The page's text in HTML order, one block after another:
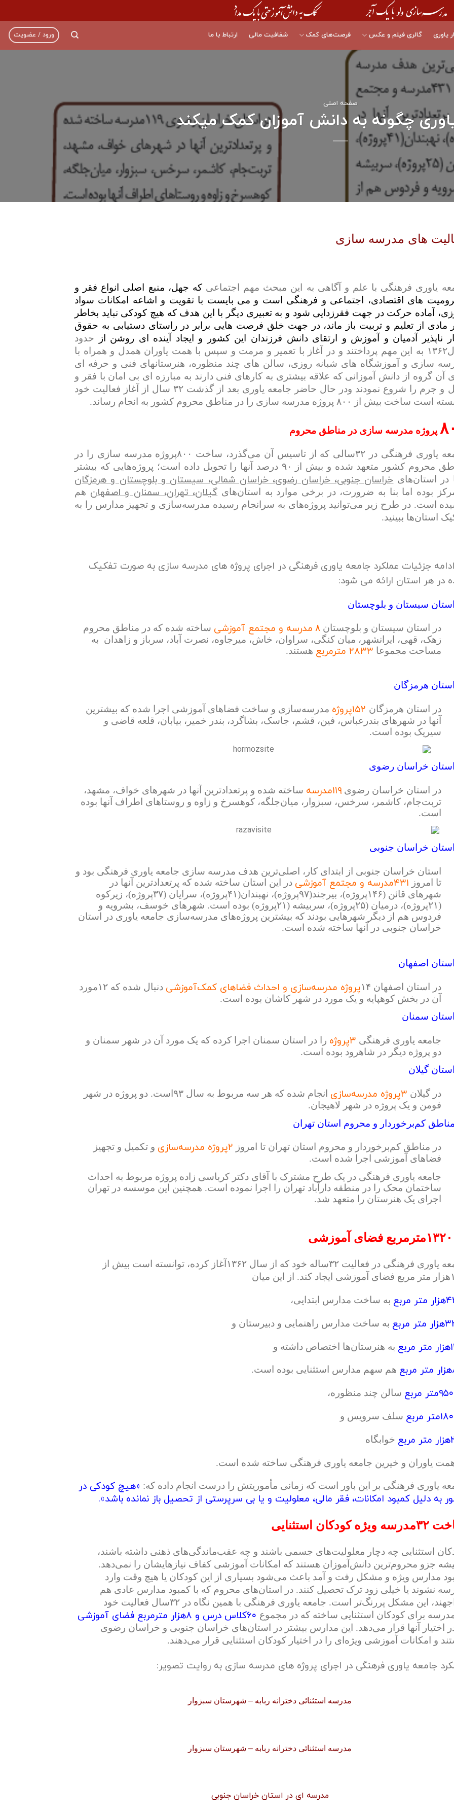
یاوری گالری فیلم و عکس فرصت‌های کمک شفافیت مالی ارتباط با ما ورود / عضویت
صفحه اصلی
چگونه به دانش آموزان کمک میکند
های مدرسه سازی
یاوری فرهنگی با علم و آگاهی به این مبحث مهم اجتماعیکه جهل، منبع اصلی انواع فقر و
های اقتصادی، اجتماعی و فرهنگی است و می بایست با تقویت و اشاعه امکانات سواد
آماده حرکت در جهت فقرزدایی شود و به تعبیری دیگر با این هدف که هیچ کودکی نباید بخاطر
مادی از تعلیم و تربیت باز ماند، در جهت خلق فرصت هایی برابر در راستای دستیابی به حقوق
ناپذیر آدمیان و آموزش و ارتقای دانش فرزندان این کشور و ایجاد آینده ای روشن از
حدود
سال۱۳۶۲ به این مهم پرداختند و در آغاز با تعمیر و مرمت و سپس با همت یاوران همدل و همراه با
سازی و آموزشگاه های شبانه روزی، سالن های چند منظوره، هنرستانهای فنی و حرفه ای
آن گروه از دانش آموزانی که علاقه بیشتری به کارهای فنی دارند به مبارزه ای بی امان با فقر و
و جرم را شروع نمودند ودر حال حاضر جامعه یاوری بعد از گذشت ۳۲
سال از آغاز فعالیت خود
است ساخت بیش از ۸۰۰ پروژه مدرسه سازی را در مناطق محروم کشور به انجام رساند.
پروژه مدرسه سازی در مناطق محروم
جامعه یاوری فرهنگی در ۳۲سالی که از تاسیس آن می‌گذرد، ساخت ۸۰۰پروژه مدرسه‌ سازی را در
مناطق محروم کشور متعهد شده و بیش از ۹۰ درصد آنها را تحویل داده است؛ پروژه‌هایی که بیشتر
در استان‌های خراسان جنوبی، خراسان رضوی، خراسان شمالی، سیستان و بلوچستان و هرمزگان
بوده اما بنا به ضرورت، در برخی موارد به استان‌های گیلان، تهران، سمنان و اصفهان هم
است. در طرح زیر می‌توانید پروژه‌های به سرانجام رسیده مدرسه‌سازی و تجهیز مدارس را به
استان‌ها ببینید.
جزئیات عملکرد جامعه یاوری فرهنگی در اجرای پروژه های مدرسه سازی به صورت تفکیک
در هر استان ارائه می شود:
استان سیستان و بلوچستان
در استان سیستان و بلوچستان۸ مدرسه و مجتمع آموزشی ساخته شده که در مناطق محروم
زهک، قهی، ایرانشهر، میان کنگی، سراوان، خاش، میرجاوه، نصرت آباد، سرباز و زاهدان به
مساحت مجموعا ۲۸۳۳ مترمربع هستند.
استان هرمزگان
در استان هرمزگان
مدرسه‌سازی و ساخت فضاهای آموزشی اجرا شده که بیشترین
آنها در شهرهای بندرعباس، فین، قشم، جاسک، بشاگرد، بندر خمیر، بیابان، قلعه قاضی و
سیریک بوده است.
استان خراسان رضوی
در استان خراسان رضوی۱۱۹مدرسه
ساخته شده و پرتعدادترین آنها در شهرهای خواف، مشهد،
تربت‌جام، کاشمر، سرخس، سبزوار، میان‌جلگه، کوهسرخ و زاوه و روستاهای اطراف آنها بوده
است.
استان خراسان جنوبی
استان خراسان جنوبی از ابتدای کار، اصلی‌ترین هدف مدرسه سازی جامعه یاوری فرهنگی بود و
تا امروز ۴۳۱مدرسه و مجتمع آموزشی
در این استان ساخته شده که پرتعدادترین آنها در
شهرهای قائن (۱۴۶پروژه)، بیرجند(۹۷پروژه)، نهبندان(۴۱پروژه)، سرایان (۳۷پروژه)، زیرکوه
(۲۱پروژه)، درمیان (۲۵پروژه)، سربیشه (۲۱پروژه) بوده است. شهرهای خوسف، بشرویه و
فردوس هم از دیگر شهرهایی بودند که بیشترین پروژه‌های مدرسه‌سازی جامعه یاوری در استان
خراسان جنوبی در آنها ساخته شده است.
استان اصفهان
در استان اصفهان ۱۴پروژه مدرسه‌سازی و احداث فضاهای کمک‌آموزشی
دنبال شده که ۱۲مورد
آن در بخش کوهپایه و یک مورد در شهر کاشان بوده است.
استان سمنان
جامعه یاوری فرهنگی ۳پروژه
را در استان سمنان اجرا کرده که یک مورد آن در شهر سمنان و
دو پروژه دیگر در شاهرود بوده است.
استان گیلان
در گیلان ۳پروژه مدرسه‌سازی
انجام شده که هر سه مربوط به سال ۹۳است. دو پروژه در شهر
فومن و یک پروژه در شهر لاهیجان.
مناطق کم‌برخوردار و محروم استان تهران
در مناطق کم‌برخوردار و محروم استان تهران تا امروز ۲پروژه مدرسه‌سازی
و تکمیل و تجهیز
فضاهای آموزشی اجرا شده است.
جامعه یاوری فرهنگی در یک طرح مشترک با آقای دکتر کرباسی زاده پروژه مربوط به احداث
ساختمان محک را در منطقه دارآباد تهران را اجرا نموده است. همچنین این موسسه در تهران
اجرای یک هنرستان را متعهد شد.
فضای آموزشی
جامعه یاوری فرهنگی در فعالیت ۳۲ساله خود که از سال ۱۳۶۲آغاز کرده، توانسته است بیش از
میان
مربع به ساخت مدارس ابتدایی،
متر مربع به ساخت مدارس راهنمایی و دبیرستان و
مربع به هنرستان‌ها اختصاص داشته و
هم سهم مدارس استثنایی بوده است.
مربع سالن چند منظوره،
مربع سلف سرویس و
مربع خوابگاه
یاوران و خیرین جامعه یاوری فرهنگی ساخته شده است.
یاوری فرهنگی بر این باور است که زمانی مأموریتش را درست انجام داده که: «هیچ کودکی در
به دلیل کمبود امكانات، فقر مالی، معلولیت و یا بی سرپرستی از تحصیل باز نمانده باشد».
ویژه کودکان استثنایی
استثنایی چه دچار معلولیت‌های جسمی باشند و چه عقب‌ماندگی‌های ذهنی داشته باشند،
جزو محروم‌ترین دانش‌آموزان هستند که امکانات آموزشی کفاف نیازهایشان را نمی‌دهد.
مدارس ویژه و مشکل رفت و آمد باعث می‌شود بسیاری از این کودکان یا هیچ وقت وارد
نشوند یا خیلی زود ترک تحصیل کنند. در استان‌های محروم که با کمبود مدارس عادی هم
مواجهند، این مشکل پررنگ‌تر است. جامعه یاوری فرهنگی با همین نگاه در ۳۲سال فعالیت خود
اختیار آنها قرار می‌دهد. این مدارس بیشتر در استان‌های خراسان جنوبی و خراسان رضوی
و امکانات آموزشی ویژه‌ای را در اختیار کودکان استثنایی قرار می‌دهند.
جامعه یاوری فرهنگی در اجرای پروژه های مدرسه سازی به روایت تصویر:
مدرسه استثنائی دخترانه ربابه – شهرستان سبزوار
مدرسه استثنائی دخترانه ربابه – شهرستان سبزوار
مدرسه ای در استان خراسان جنوبی